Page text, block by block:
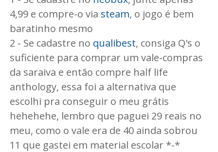
4,99 e compre-o via steam, o jogo é bem
baratinho mesmo
2 - Se cadastre no qualibest, consiga Q's o
suficiente para comprar um vale-compras
da saraiva e então compre half life
anthology, essa foi a alternativa que
escolhi pra conseguir o meu grátis
hehehehe, lembro que paguei 29 reais no
meu, como o vale era de 40 ainda sobrou
11 que gastei em material escolar *-*